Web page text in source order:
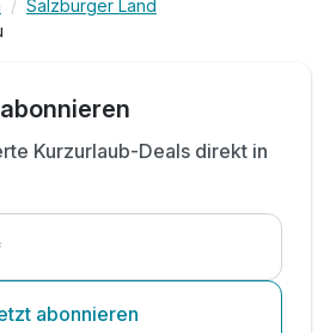
Tennisplatzes
mit Pool und Saunen
vorm Hotel
Salzburger Land
Kurzurlaub-Deals direkt in
abonnieren